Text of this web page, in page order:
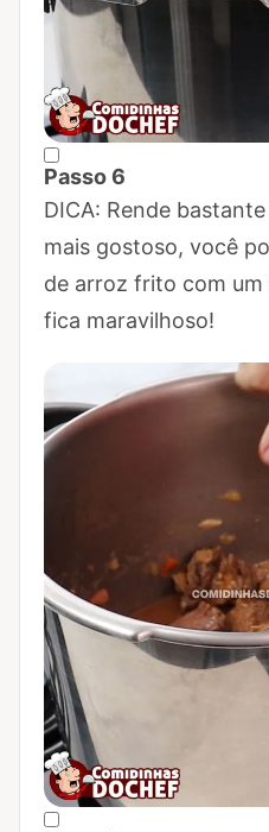
Passo 6
Marcar Passo 6 como
DICA: Rende
mais gostoso, você
de arroz frito com um
fica maravilhoso!